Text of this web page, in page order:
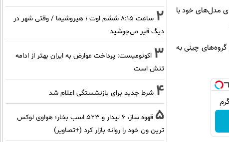
مدل‌های خود با
چینی به
2
ساعت ۸:۱۵ ششم اوت ؛ هیروشیما / وقتی شهر در
دیگ قیر می‌جوشید
3 اکونومیست: پرداخت عوارض به ایران بهتر از ادامه
تنش است
4 شرط جدید برای بازنشستگی اعلام شد
5
قهوه ساز، 6 لیدار و 523 اسب بخار؛ هواوی لوکس
ترین ون خود را روانه بازار کرد (+تصاویر)